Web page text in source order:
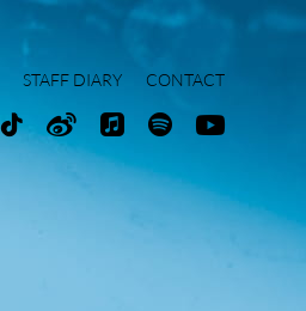
STAFF DIARY CONTACT